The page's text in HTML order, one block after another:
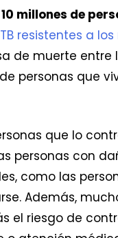
10 millones de
TB resistentes a
de muerte entre
personas que
que lo
personas con
como las
Además,
riesgo de